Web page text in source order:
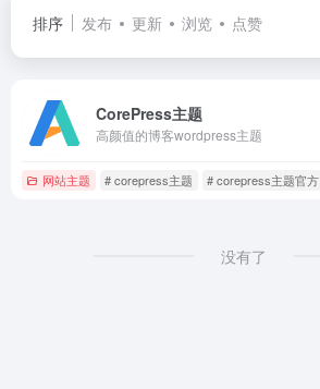
排序 发布 更新 浏览 点赞
CorePress主题
高颜值的博客wordpress主题
网站主题 # corepress主题 # corepress主题官方
没有了